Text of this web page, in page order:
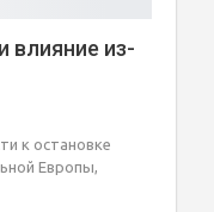
влияние из-
к остановке
Европы,